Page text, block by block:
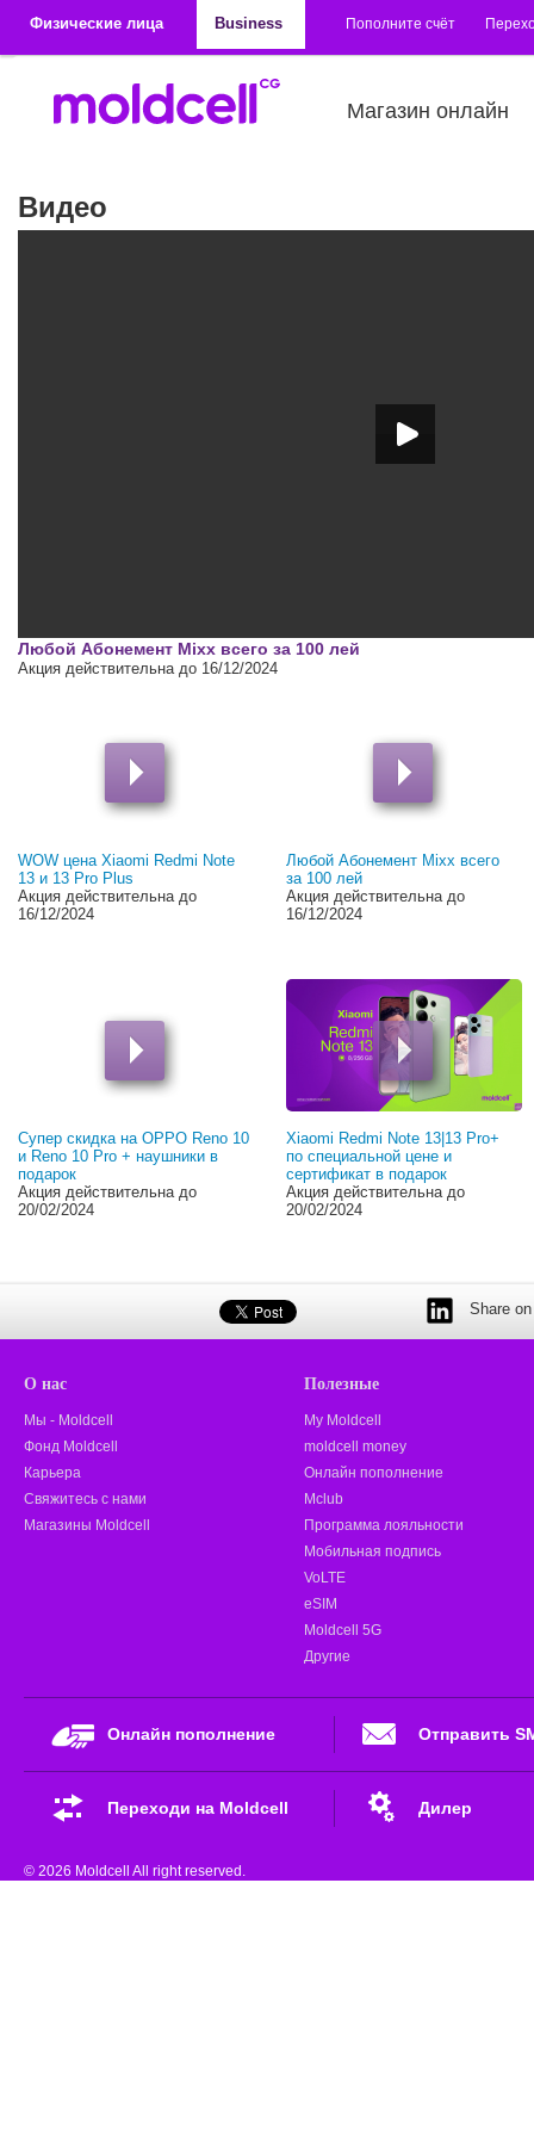
Физические лица
Business Пополните счёт
Магазин онлайн
Видео
Любой Абонемент Mixx всего за 100 лей
Акция действительна до 16/12/2024
WOW цена Xiaomi Redmi Note
13 и 13 Pro Plus
Акция действительна до
16/12/2024
Любой Абонемент Mixx всего
за 100 лей
Акция действительна до
16/12/2024
Супер скидка на OPPO Reno 10
и Reno 10 Pro + наушники в
подарок
Акция действительна до
20/02/2024
Xiaomi Redmi Note 13|13 Pro+
по специальной цене и
сертификат в подарок
Акция действительна до
20/02/2024
Share
О нас
Мы - Moldcell
Фонд Moldcell
Карьера
Свяжитесь с нами
Магазины Moldcell
Полезные
My Moldcell
moldcell money
Онлайн пополнение
Mclub
Программа лояльности
Мобильная подпись
VoLTE
eSIM
Moldcell 5G
Другие
Онлайн пополнение Отправить
Переходи на Moldcell Дилер
© 2026 Moldcell All right reserved.